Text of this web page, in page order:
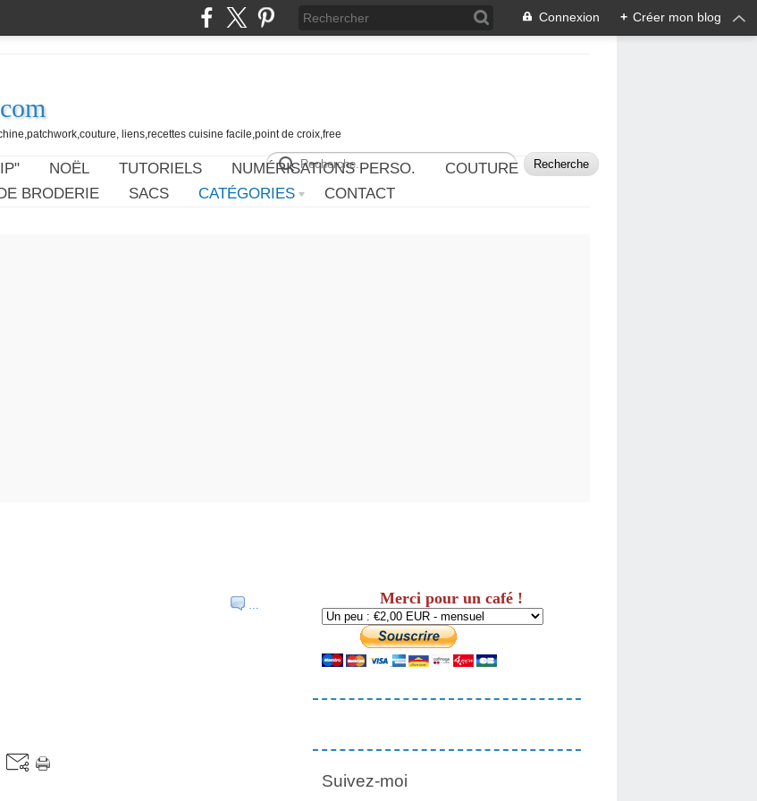
Connexion + Créer mon blog
liens,recettes cuisine facile,point de croix,free
NOËL TUTORIELS NUMÉRISATIONS PERSO.
COUTURE
BRODERIE
SACS CATÉGORIES CONTACT
… Merci pour un café !
Suivez-moi